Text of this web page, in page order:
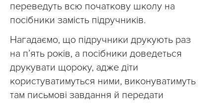
переведуть всю початкову школу на
посібники замість підручників.
Нагадаємо, що підручники друкують раз
на п’ять років, а посібники доведеться
друкувати щороку, адже діти
користуватимуться ними, виконуватимуть
там письмові завдання й передати